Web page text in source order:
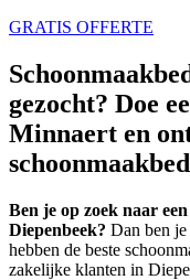
GRATIS OFFERTE
gezocht? Doe
Minnaert en
Ben je op zoek naar
Diepenbeek? Dan ben
hebben de beste
zakelijke klanten in